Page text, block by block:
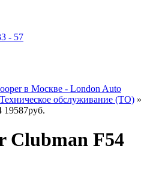
- 57
в Москве - London Auto
Техническое обслуживание (ТО) »
19587руб.
Clubman F54